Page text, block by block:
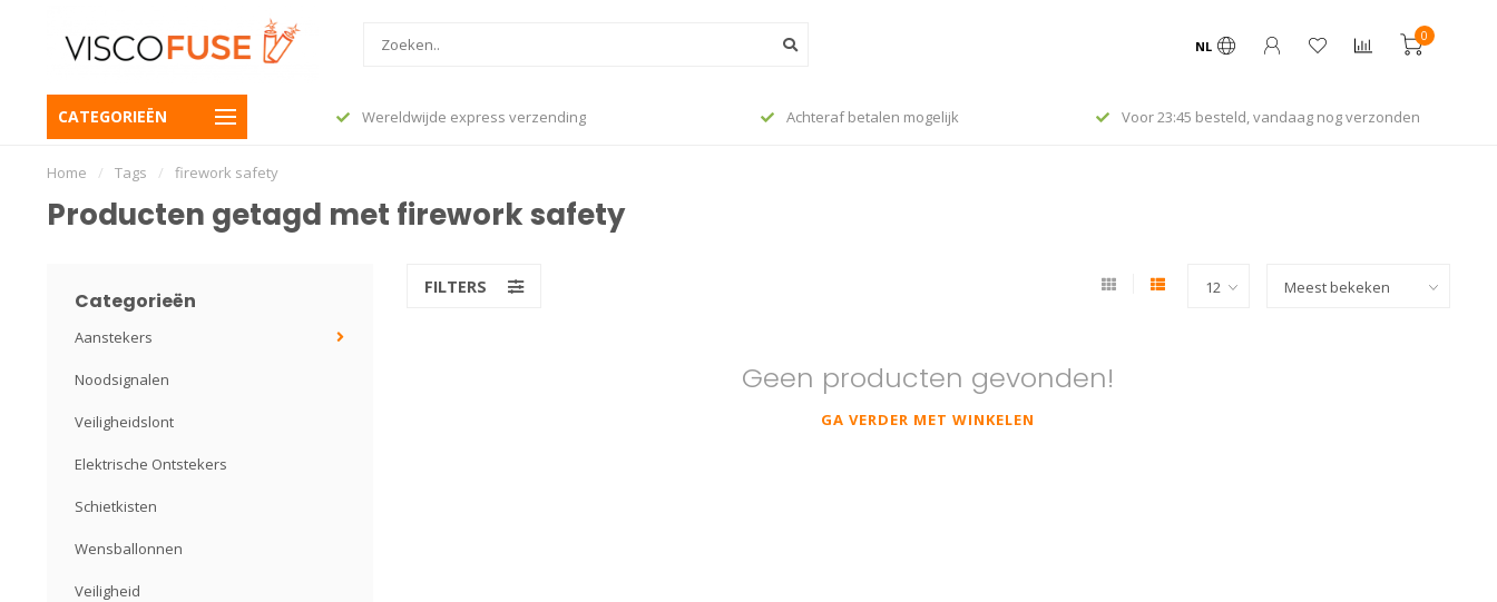
NL
0
CATEGORIEËN
vandaag nog verzonden Wereldwijde express verzending Achteraf betalen mogelijk Voor 23:45 besteld, vandaag nog verzonden
Home / Tags / firework safety
Producten getagd met firework safety
Categorieën
Aanstekers
Noodsignalen
Veiligheidslont
Elektrische Ontstekers
Schietkisten
Wensballonnen
Veiligheid
FILTERS
Geen producten gevonden!
GA VERDER MET WINKELEN